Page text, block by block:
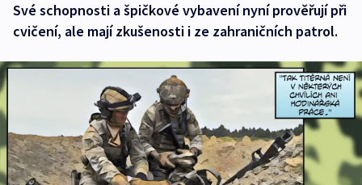
Své schopnosti a špičkové vybavení nyní prověřují při
cvičení, ale mají zkušenosti i ze zahraničních patrol.